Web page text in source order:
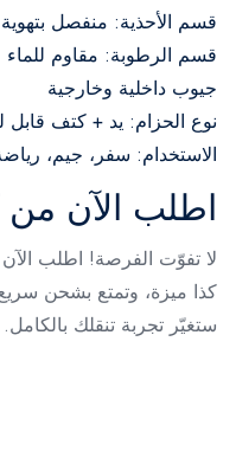
قسم الأحذية: منفصل بتهوية
قسم الرطوبة: مقاوم للماء
جيوب داخلية وخارجية
نوع الحزام: يد + كتف قابل
الاستخدام: سفر، جيم،
اطلب الآن من
كذا ميزة، وتمتع بشحن
ستغيّر تجربة تنقلك بالكامل.